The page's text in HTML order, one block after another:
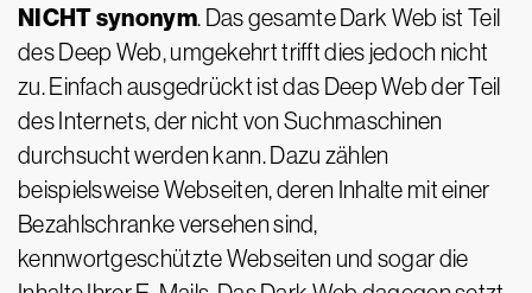
NICHT synonym. Das gesamte Dark Web ist Teil
des Deep Web, umgekehrt trifft dies jedoch nicht
zu. Einfach ausgedrückt ist das Deep Web der Teil
des Internets, der nicht von Suchmaschinen
durchsucht werden kann. Dazu zählen
beispielsweise Webseiten, deren Inhalte mit einer
Bezahlschranke versehen sind,
kennwortgeschützte Webseiten und sogar die